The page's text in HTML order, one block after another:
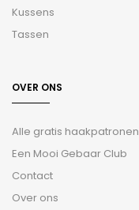
Kussens
Tassen
OVER ONS
Alle gratis haakpatronen
Een Mooi Gebaar Club
Contact
Over ons